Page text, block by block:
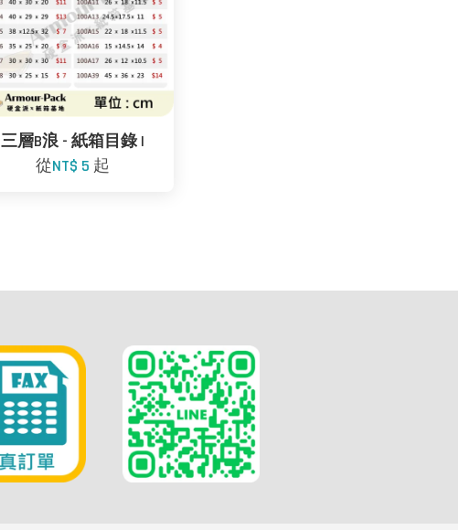
三層B浪 - 紙箱目錄 I
從NT$ 5 起